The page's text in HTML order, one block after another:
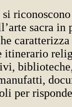
sacra in
itinerario
per